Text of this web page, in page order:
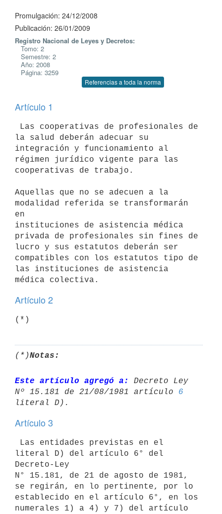
Promulgación: 24/12/2008
Publicación: 26/01/2009
Registro Nacional de Leyes y Decretos:
Tomo: 2
Semestre: 2
Año: 2008
Página: 3259
Referencias a toda la norma
Artículo 1
la salud deberán adecuar su
integración y funcionamiento al
régimen jurídico vigente para las
cooperativas de trabajo.
Aquellas que no se adecuen a la
modalidad referida se transformarán
en
instituciones de asistencia médica
privada de profesionales sin fines de
lucro y sus estatutos deberán ser
compatibles con los estatutos tipo de
las instituciones de asistencia
Artículo 2
(*)
(*)Notas:
Este artículo agregó a:
Decreto Ley
Nº 15.181 de 21/08/1981 artículo 6
Artículo 3
literal D) del artículo 6° del
Decreto-Ley
N° 15.181, de 21 de agosto de 1981,
se regirán, en lo pertinente, por lo
establecido en el artículo 6°, en los
numerales 1) a 4) y 7) del artículo